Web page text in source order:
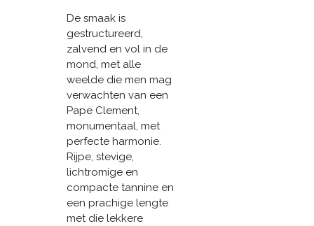
De smaak is
gestructureerd,
zalvend en vol in de
mond, met alle
weelde die men mag
verwachten van een
Pape Clement,
monumentaal, met
perfecte harmonie.
Rijpe, stevige,
lichtromige en
compacte tannine en
een prachige lengte
met die lekkere